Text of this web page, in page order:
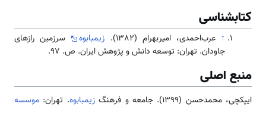
کتابشناسی
↑ عرب‌احمدی، امیربهرام (1382). زیمبابوه
سرزمین رازهای
جاودان. تهران: توسعه دانش و پژوهش ایران. ص. 97.
منبع اصلی
ایپکچی، محمدحسن (1399). جامعه و فرهنگ زیمبابوه. تهران: موسسه